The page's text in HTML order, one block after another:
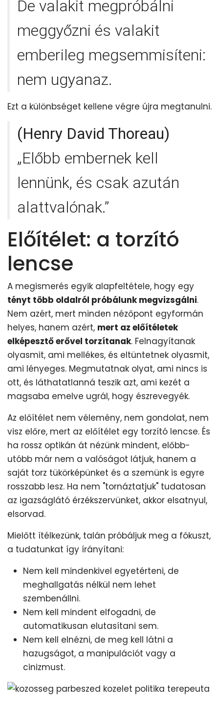
De valakit megpróbálni
meggyőzni és valakit
emberileg megsemmisíteni:
nem ugyanaz.
Ezt a különbséget kellene végre újra megtanulni.
(Henry David Thoreau)
„Előbb embernek kell
lennünk, és csak azután
alattvalónak.”
Előítélet: a torzító
lencse
A megismerés egyik alapfeltétele, hogy egy
tényt több oldalról próbálunk megvizsgálni.
Nem azért, mert minden nézőpont egyformán
helyes, hanem azért, mert az előítéletek
elképesztő erővel torzítanak. Felnagyítanak
olyasmit, ami mellékes, és eltüntetnek olyasmit,
ami lényeges. Megmutatnak olyat, ami nincs is
ott, és láthatatlanná teszik azt, ami kezét a
magsaba emelve ugrál, hogy észrevegyék.
Az előítélet nem vélemény, nem gondolat, nem
visz előre, mert az előítélet egy torzító lencse. És
ha rossz optikán át nézünk mindent, előbb-
utóbb már nem a valóságot látjuk, hanem a
saját torz tükörképünket és a szemünk is egyre
rosszabb lesz. Ha nem "tornáztatjuk" tudatosan
az igazságlátó érzékszervünket, akkor elsatnyul,
elsorvad.
Mielőtt ítélkezünk, talán próbáljuk meg a fókuszt,
a tudatunkat így írányítani:
Nem kell mindenkivel egyetérteni, de
meghallgatás nélkül nem lehet
szembenállni.
Nem kell mindent elfogadni, de
automatikusan elutasítani sem.
Nem kell elnézni, de meg kell látni a
hazugságot, a manipulációt vagy a
cinizmust.